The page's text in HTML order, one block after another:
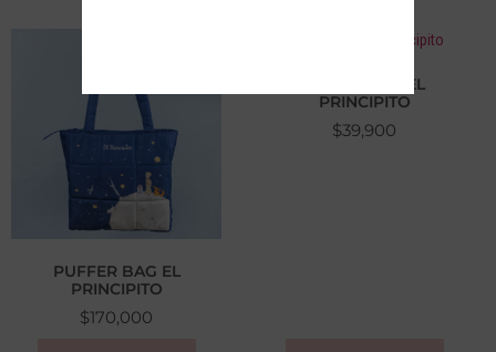
PUFFER BAG EL
PRINCIPITO
$170,000
MONEDERO EL
PRINCIPITO
$39,900